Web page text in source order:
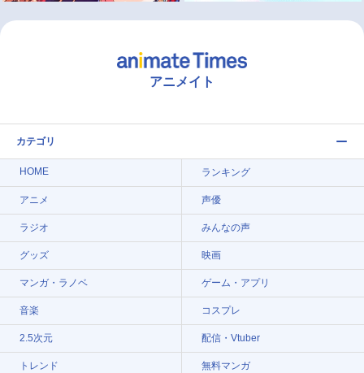
アニメイト
カテゴリ
HOME ランキング
アニメ 声優
ラジオ みんなの声
グッズ 映画
マンガ・ラノベ ゲーム・アプリ
音楽 コスプレ
2.5次元 配信・Vtuber
トレンド 無料マンガ